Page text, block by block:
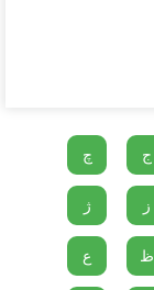
ج چ
ز ژ
ظ ع